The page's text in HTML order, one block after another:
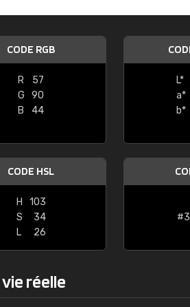
CODE RGB
R
57
G
90
B
44
L*
a*
b*
CODE HSL
H
103
S
34
L
26
réelle
"Le site ne permet pas
sont les produits
palettes de couleurs:
comprend pas qui est
bien passé et le